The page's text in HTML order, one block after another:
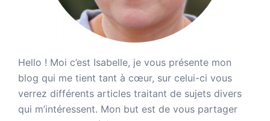
Hello ! Moi c’est Isabelle, je vous présente mon
blog qui me tient tant à cœur, sur celui-ci vous
verrez différents articles traitant de sujets divers
qui m’intéressent. Mon but est de vous partager